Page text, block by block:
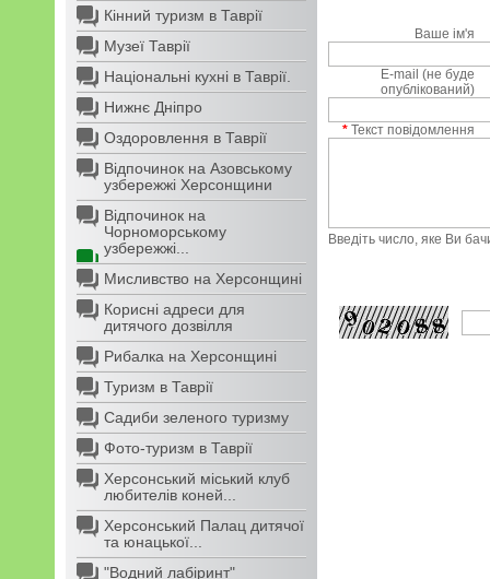
Кінний туризм в Таврії
Музеї Таврії
Національні кухні в Таврії.
Нижнє Дніпро
Оздоровлення в Таврії
Відпочинок на Азовському
узбережжі Херсонщини
Відпочинок на
Чорноморському
узбережжі...
Мисливство на Херсонщині
Корисні адреси для
дитячого дозвілля
Рибалка на Херсонщині
Туризм в Таврії
Садиби зеленого туризму
Фото-туризм в Таврії
Херсонський міський клуб
любителів коней...
Херсонський Палац дитячої
та юнацької...
"Водний лабіринт"
Ваше ім'я
E-mail (не буде
опублікований)
* Текст повідомлення
Введіть число, яке Ви